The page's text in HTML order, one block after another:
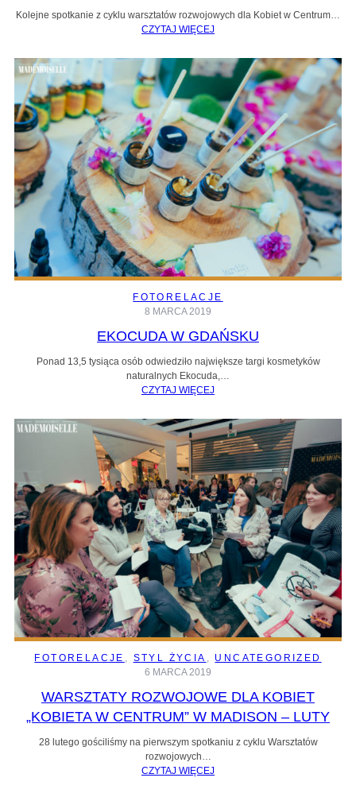
Kolejne spotkanie z cyklu warsztatów rozwojowych dla Kobiet w Centrum…
CZYTAJ WIĘCEJ
FOTORELACJE
8 MARCA 2019
EKOCUDA W GDAŃSKU
Ponad 13,5 tysiąca osób odwiedziło największe targi kosmetyków
naturalnych Ekocuda,…
CZYTAJ WIĘCEJ
FOTORELACJE , STYL ŻYCIA , UNCATEGORIZED
6 MARCA 2019
WARSZTATY ROZWOJOWE DLA KOBIET
„KOBIETA W CENTRUM” W MADISON – LUTY
28 lutego gościliśmy na pierwszym spotkaniu z cyklu Warsztatów
rozwojowych…
CZYTAJ WIĘCEJ